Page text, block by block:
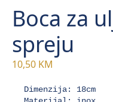
Boca za
spreju
10,50 KM
Dimenzija: 18cm